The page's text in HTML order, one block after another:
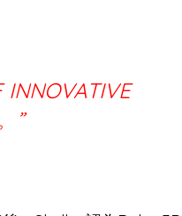
INNOVATIVE
”